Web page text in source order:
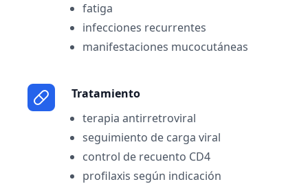
fatiga
infecciones recurrentes
manifestaciones mucocutáneas
Tratamiento
terapia antirretroviral
seguimiento de carga viral
control de recuento CD4
profilaxis según indicación